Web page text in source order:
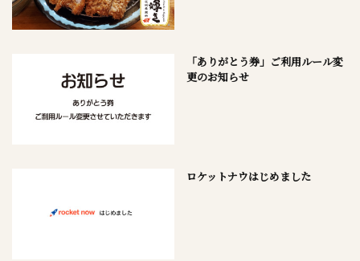
「ありがとう券」ご利用ルール変
更のお知らせ
ロケットナウはじめました